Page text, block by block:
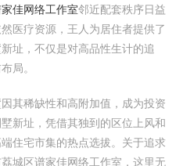
佳网络工作室邻近配套秩序日益
医疗资源，王人为居住者提供了
址，不仅是对高品性生计的追
局。
其稀缺性和高附加值，成为投资
新址，凭借其独到的区位上风和
住宅市集的热点选拔。关于追求
城区谱家佳网络工作室，这里无